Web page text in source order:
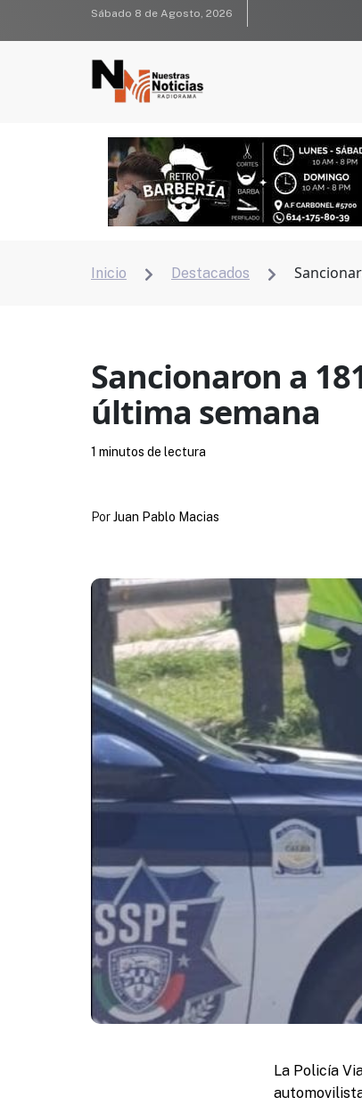
Sábado 8 de Agosto, 2026
Inicio  Destacados 
Sancionaron a
última semana
PorJuan Pablo Macias
1 minutos de lectura
La Policía